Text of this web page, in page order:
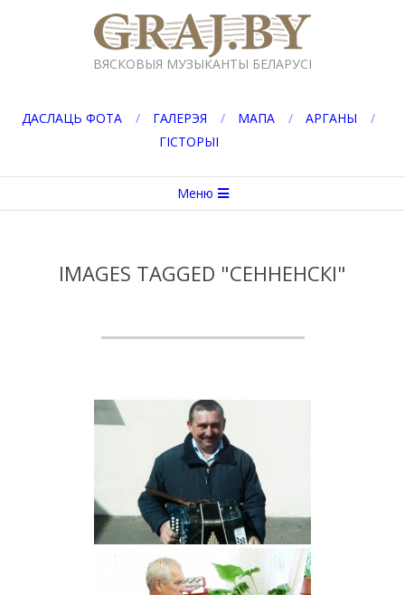
GRAJ.BY
ВЯСКОВЫЯ МУЗЫКАНТЫ БЕЛАРУСІ
ДАСЛАЦЬ ФОТА ГАЛЕРЭЯ МАПА
АРГАНЫ
ГІСТОРЫІ
меню
Меню
IMAGES TAGGED "СЕННЕНСКІ"